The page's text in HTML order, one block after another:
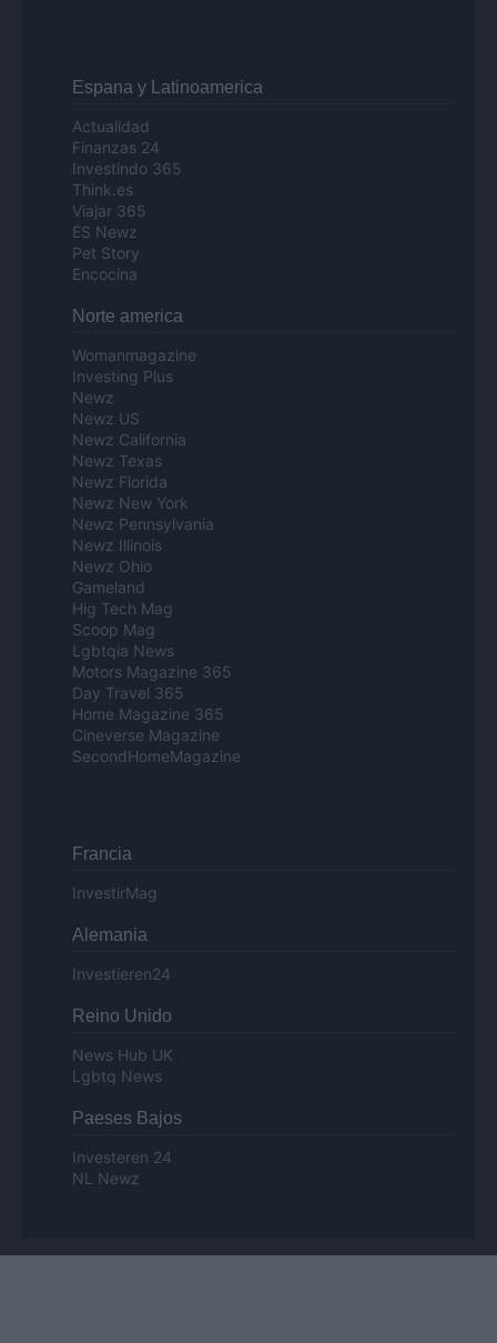
Espana y Latinoamerica
Actualidad
Finanzas 24
Investindo 365
Think.es
Viajar 365
ES Newz
Pet Story
Encocina
Norte america
Womanmagazine
Investing Plus
Newz
Newz US
Newz California
Newz Texas
Newz Florida
Newz New York
Newz Pennsylvania
Newz Illinois
Newz Ohio
Gameland
Hig Tech Mag
Scoop Mag
Lgbtqia News
Motors Magazine 365
Day Travel 365
Home Magazine 365
Cineverse Magazine
SecondHomeMagazine
Francia
InvestirMag
Alemania
Investieren24
Reino Unido
News Hub UK
Lgbtq News
Paeses Bajos
Investeren 24
NL Newz